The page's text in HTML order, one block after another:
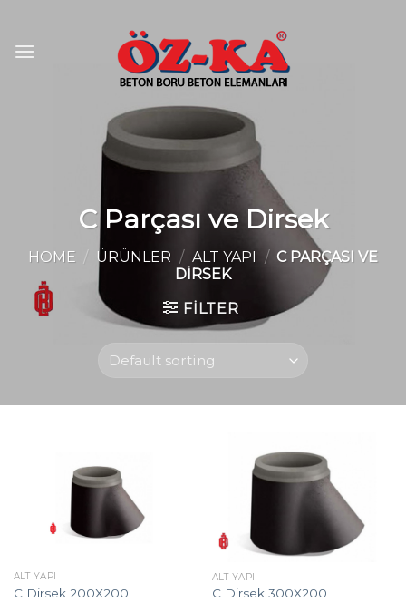
content
C Parçası ve Dirsek
HOME / ÜRÜNLER / ALT YAPI / C PARÇASI VE
DIRSEK
FILTER
ALT YAPI
C Dirsek 200X200
ALT YAPI
C Dirsek 300X200